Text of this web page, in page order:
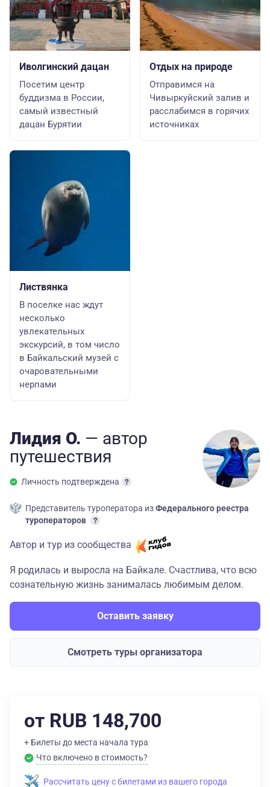
Иволгинский дацан
Посетим центр
буддизма в России,
самый известный
дацан Бурятии
Листвянка
В поселке нас ждут
несколько
увлекательных
экскурсий, в том число
в Байкальский музей с
очаровательными
нерпами
Отдых на природе
Отправимся на
Чивыркуйский залив и
расслабимся в горячих
источниках
Лидия О. — автор
путешествия
Личность подтверждена
Представитель туроператора изФедерального реестра
туроператоров
Автор и тур из сообщества
Я родилась и выросла на Байкале. Счастлива, что всю
сознательную жизнь занималась любимым делом.
Оставить заявку
Смотреть туры организатора
от RUB 148,700
+ Билеты до места начала тура
Что включено в стоимость?
Рассчитать цену с билетами из вашего города